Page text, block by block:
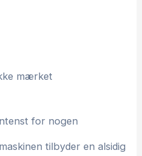
mærket
for nogen
tilbyder en alsidig